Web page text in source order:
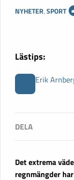
NYHETER,SPORT
Lästips:
Erik
Det extrema
regnmängder